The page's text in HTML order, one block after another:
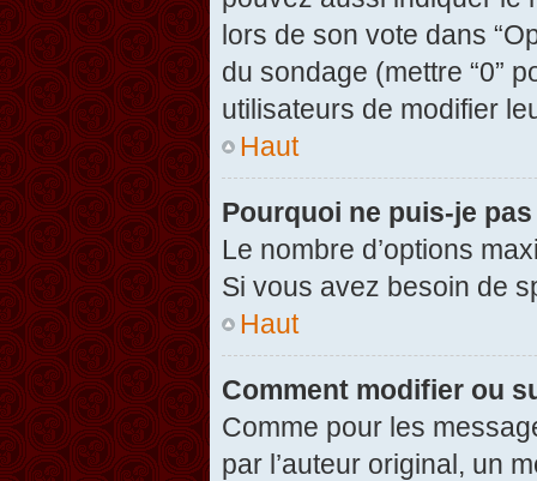
lors de son vote dans
du sondage (mettre “0”
utilisateurs de modifier
Haut
Pourquoi ne puis-je
Le nombre d’options
Si vous avez besoin de
Haut
Comment modifier ou
Comme pour les
par l’auteur original, un